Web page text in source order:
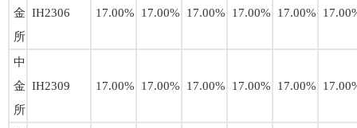
金
所
IH2306 17.00% 17.00% 17.00% 17.00% 17.00%
中
金
所
IH2309 17.00% 17.00% 17.00% 17.00% 17.00%